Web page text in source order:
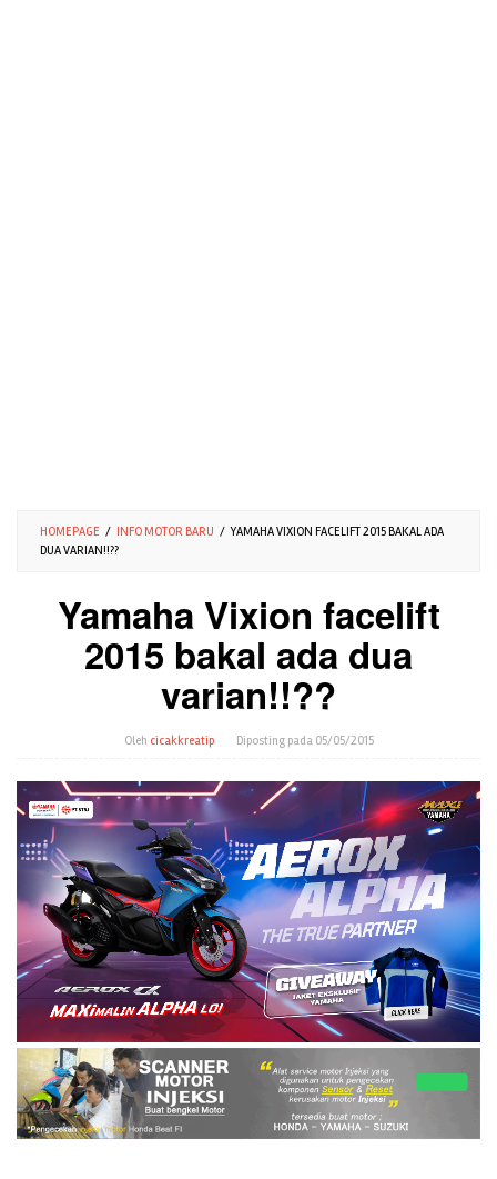
HOMEPAGE / INFO MOTOR BARU / YAMAHA VIXION FACELIFT 2015 BAKAL ADA
DUA VARIAN!!??
Yamaha Vixion facelift
2015 bakal ada dua
varian!!??
Oleh cicakkreatip Diposting pada 05/05/2015